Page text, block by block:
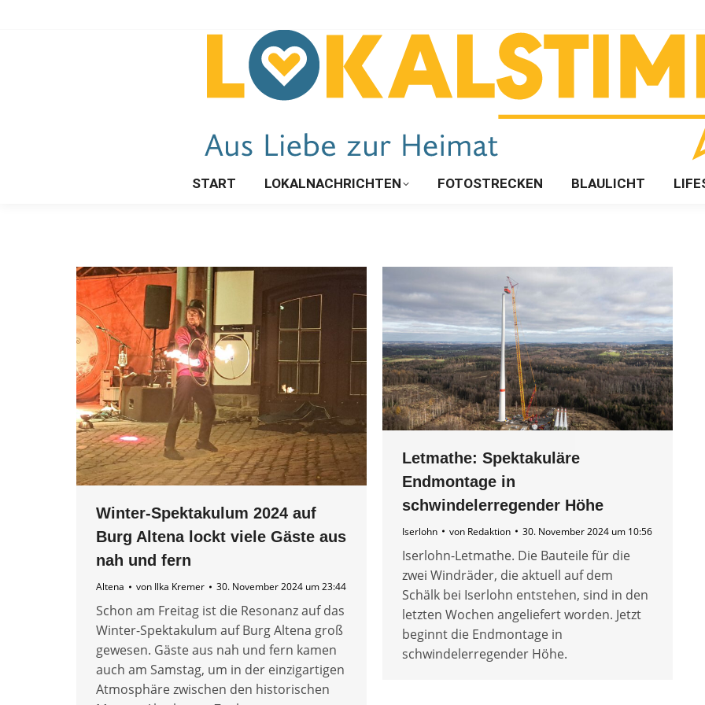
START LOKALNACHRICHTEN FOTOSTRECKEN BLAULICHT
Winter-Spektakulum 2024 auf
Burg Altena lockt viele Gäste aus
nah und fern
Altena von Ilka Kremer 30. November 2024 um 23:44
Schon am Freitag ist die Resonanz auf das
Winter-Spektakulum auf Burg Altena groß
gewesen. Gäste aus nah und fern kamen
auch am Samstag, um in der einzigartigen
Atmosphäre zwischen den historischen
Letmathe: Spektakuläre
Endmontage in
schwindelerregender Höhe
Iserlohn von Redaktion 30. November 2024 um 10:56
Iserlohn-Letmathe. Die Bauteile für die
zwei Windräder, die aktuell auf dem
Schälk bei Iserlohn entstehen, sind in den
letzten Wochen angeliefert worden. Jetzt
beginnt die Endmontage in
schwindelerregender Höhe.